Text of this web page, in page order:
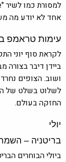
אחד לא יודע מה
עימות טראמפ
לקראת סוף יוני
ביידן דיבר
ושוב. הצופים
לשלוט בשלט של
החזקה בעולם.
יולי
בריטניה –